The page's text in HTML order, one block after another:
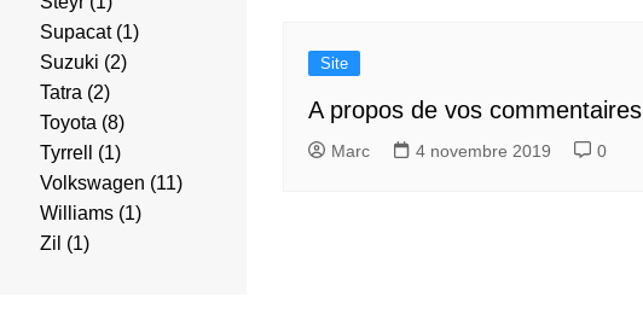
Site
A propos de vos commentaires
Marc 4 novembre 2019 0
Supacat(1)
Suzuki (2)
Tatra (2)
Toyota (8)
Tyrrell
(1)
Volkswagen (11)
Williams(1)
Zil (1)